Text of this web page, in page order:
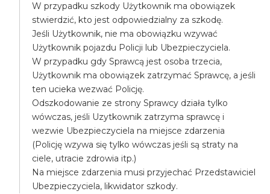
W przypadku szkody Użytkownik ma obowiązek
stwierdzić, kto jest odpowiedzialny za szkodę.
Jeśli Użytkownik, nie ma obowiązku wzywać
Użytkownik pojazdu Policji lub Ubezpieczyciela.
W przypadku gdy Sprawcą jest osoba trzecia,
Użytkownik ma obowiązek zatrzymać Sprawcę, a jeśli
ten ucieka wezwać Policję.
Odszkodowanie ze strony Sprawcy działa tylko
wówczas, jeśli Uzytkownik zatrzyma sprawcę i
wezwie Ubezpieczyciela na miejsce zdarzenia
(Policję wzywa się tylko wówczas jeśli są straty na
ciele, utracie zdrowia itp.)
Na miejsce zdarzenia musi przyjechać Przedstawiciel
Ubezpieczyciela, likwidator szkody.